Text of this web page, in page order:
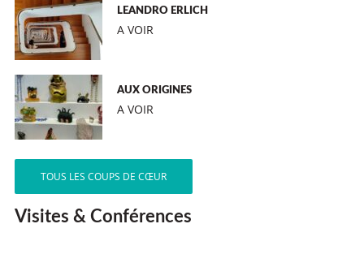
LEANDRO ERLICH
A VOIR
AUX ORIGINES
A VOIR
TOUS LES COUPS DE CŒUR
Visites & Conférences